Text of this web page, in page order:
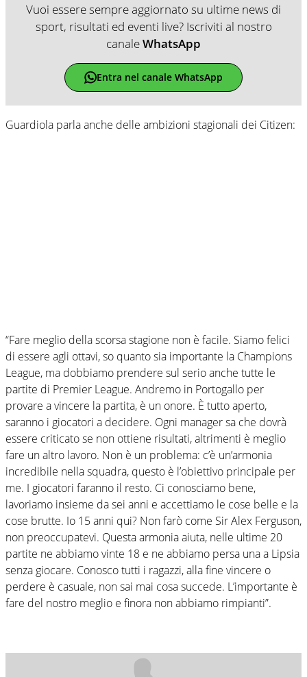
Vuoi essere sempre aggiornato su ultime news di
sport, risultati ed eventi live? Iscriviti al nostro
canaleWhatsApp
Entra nel canale WhatsApp
Guardiola parla anche delle ambizioni stagionali dei Citizen:
“Fare meglio della scorsa stagione non è facile. Siamo felici
di essere agli ottavi, so quanto sia importante la Champions
League, ma dobbiamo prendere sul serio anche tutte le
partite di Premier League. Andremo in Portogallo per
provare a vincere la partita, è un onore. È tutto aperto,
saranno i giocatori a decidere. Ogni manager sa che dovrà
essere criticato se non ottiene risultati, altrimenti è meglio
fare un altro lavoro. Non è un problema: c’è un’armonia
incredibile nella squadra, questo è l’obiettivo principale per
me. I giocatori faranno il resto. Ci conosciamo bene,
lavoriamo insieme da sei anni e accettiamo le cose belle e la
cose brutte. Io 15 anni qui? Non farò come Sir Alex Ferguson,
non preoccupatevi. Questa armonia aiuta, nelle ultime 20
partite ne abbiamo vinte 18 e ne abbiamo persa una a Lipsia
senza giocare. Conosco tutti i ragazzi, alla fine vincere o
perdere è casuale, non sai mai cosa succede. L’importante è
fare del nostro meglio e finora non abbiamo rimpianti”.